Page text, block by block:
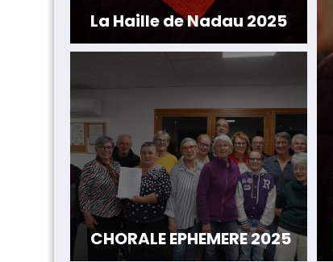
La Haille de Nadau 2025
CHORALE EPHEMERE 2025
de Nadau 2025